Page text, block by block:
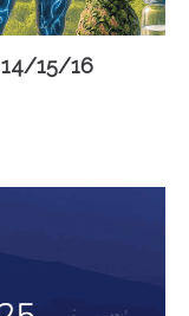
15/16